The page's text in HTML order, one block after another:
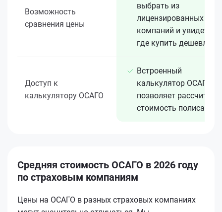
Возможность
сравнения цены
выбрать из
лицензированных 15+
компаний и увидеть,
где купить дешевле
Доступ к
калькулятору ОСАГО
Встроенный
калькулятор ОСАГО
позволяет рассчитать
стоимость полиса
Средняя стоимость ОСАГО в 2026 году
по страховым компаниям
Цены на ОСАГО в разных страховых компаниях